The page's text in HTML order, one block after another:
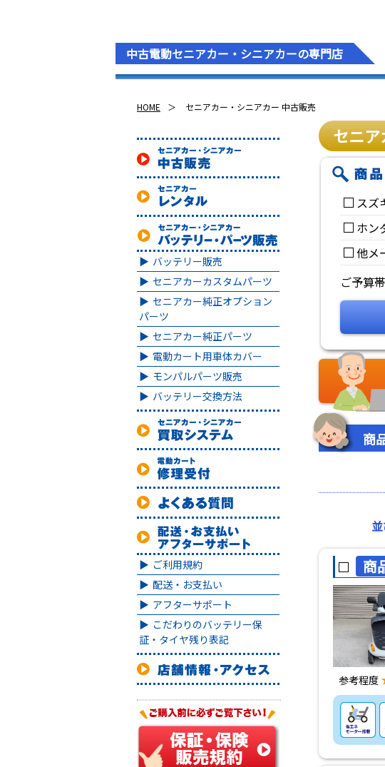
中古電動セニアカー・シニアカーの専門店
HOME セニアカー・シニアカー 中古販売
セニ
スズ
ホン
他メ
ご予算帯
商
商
参考程度
バッテリー販売
セニアカーカスタムパーツ
セニアカー純正オプション
パーツ
セニアカー純正パーツ
電動カート用車体カバー
モンパルパーツ販売
バッテリー交換方法
ご利用規約
配送・お支払い
アフターサポート
こだわりのバッテリー保
証・タイヤ残り表記